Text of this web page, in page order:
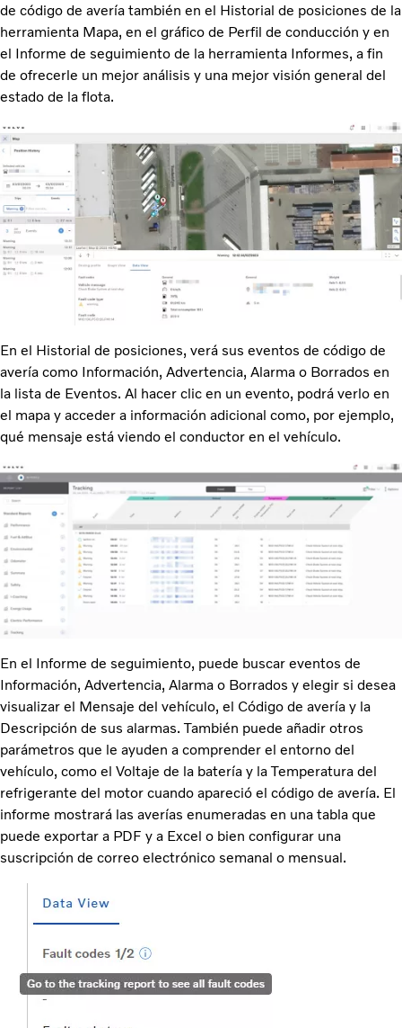
de código de avería también en el Historial de posiciones de la
herramienta Mapa, en el gráfico de Perfil de conducción y en
el Informe de seguimiento de la herramienta Informes, a fin
de ofrecerle un mejor análisis y una mejor visión general del
estado de la flota.
En el Historial de posiciones, verá sus eventos de código de
avería como Información, Advertencia, Alarma o Borrados en
la lista de Eventos. Al hacer clic en un evento, podrá verlo en
el mapa y acceder a información adicional como, por ejemplo,
qué mensaje está viendo el conductor en el vehículo.
En el Informe de seguimiento, puede buscar eventos de
Información, Advertencia, Alarma o Borrados y elegir si desea
visualizar el Mensaje del vehículo, el Código de avería y la
Descripción de sus alarmas. También puede añadir otros
parámetros que le ayuden a comprender el entorno del
vehículo, como el Voltaje de la batería y la Temperatura del
refrigerante del motor cuando apareció el código de avería. El
informe mostrará las averías enumeradas en una tabla que
puede exportar a PDF y a Excel o bien configurar una
suscripción de correo electrónico semanal o mensual.